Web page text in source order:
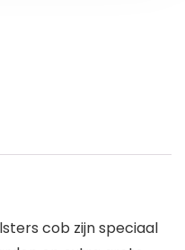
cob zijn speciaal